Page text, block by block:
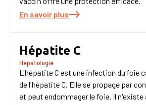
En savoir plus
Hépatite C
Hépatologie
L'hépatite C est une infection du foie
de l'hépatite C. Elle se propage par
et peut endommager le foie. Il n'existe